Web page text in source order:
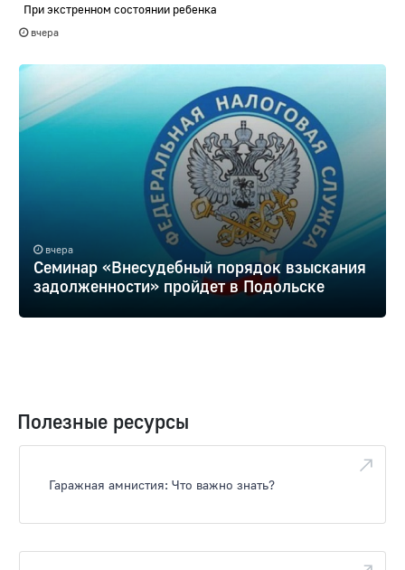
При экстренном состоянии ребенка
вчера
вчера
Семинар «Внесудебный порядок взыскания
задолженности» пройдет в Подольске
Полезные ресурсы
Гаражная амнистия: Что важно знать?